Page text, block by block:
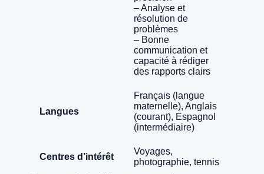
– Analyse et
résolution de
problèmes
– Bonne
communication et
capacité à rédiger
des rapports clairs
Langues
Français (langue
maternelle), Anglais
(courant), Espagnol
(intermédiaire)
Centres d’intérêt
Voyages,
photographie, tennis